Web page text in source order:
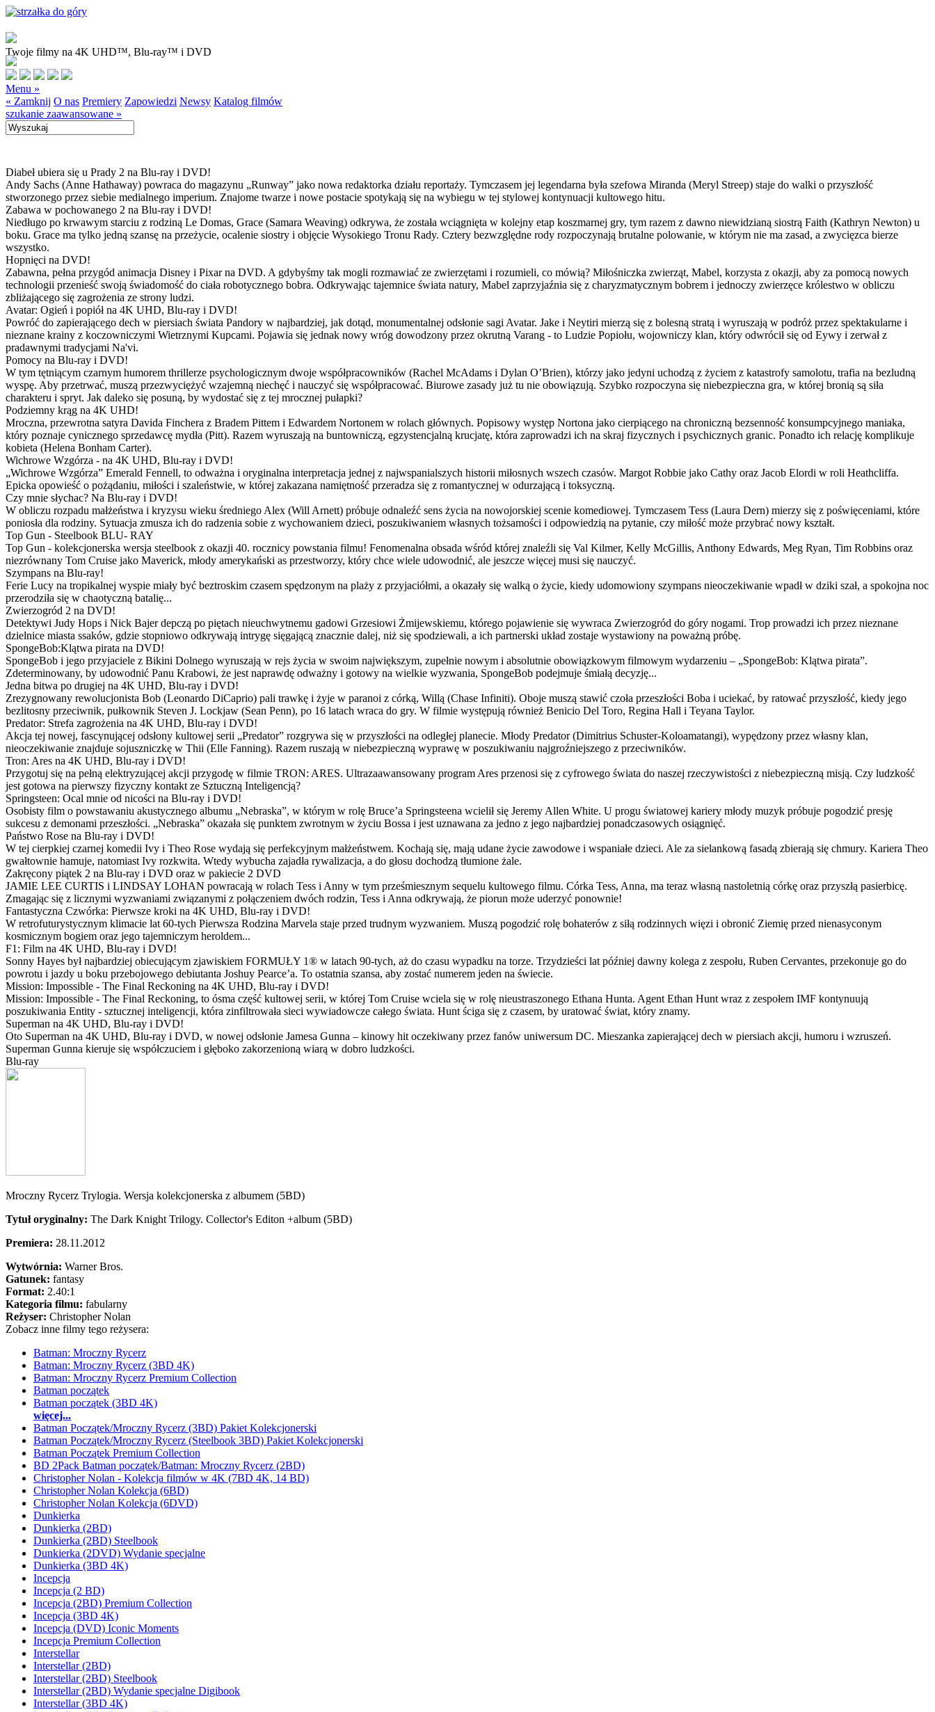
Twoje filmy na 4K UHD™, Blu-ray™ i DVD
Menu »
« Zamknij O nas Premiery Zapowiedzi Newsy Katalog filmów
szukanie zaawansowane »
Diabeł ubiera się u Prady 2 na Blu-ray i DVD!
Andy Sachs (Anne Hathaway) powraca do magazynu „Runway” jako nowa redaktorka działu reportaży. Tymczasem jej legendarna była szefowa Miranda (Meryl Streep) staje do walki o przyszłość
stworzonego przez siebie medialnego imperium. Znajome twarze i nowe postacie spotykają się na wybiegu w tej stylowej kontynuacji kultowego hitu.
Zabawa w pochowanego 2 na Blu-ray i DVD!
Niedługo po krwawym starciu z rodziną Le Domas, Grace (Samara Weaving) odkrywa, że została wciągnięta w kolejny etap koszmarnej gry, tym razem z dawno niewidzianą siostrą Faith (Kathryn Newton) u
boku. Grace ma tylko jedną szansę na przeżycie, ocalenie siostry i objęcie Wysokiego Tronu Rady. Cztery bezwzględne rody rozpoczynają brutalne polowanie, w którym nie ma zasad, a zwycięzca bierze
wszystko.
Hopnięci na DVD!
Zabawna, pełna przygód animacja Disney i Pixar na DVD. A gdybyśmy tak mogli rozmawiać ze zwierzętami i rozumieli, co mówią? Miłośniczka zwierząt, Mabel, korzysta z okazji, aby za pomocą nowych
technologii przenieść swoją świadomość do ciała robotycznego bobra. Odkrywając tajemnice świata natury, Mabel zaprzyjaźnia się z charyzmatycznym bobrem i jednoczy zwierzęce królestwo w obliczu
zbliżającego się zagrożenia ze strony ludzi.
Avatar: Ogień i popiół na 4K UHD, Blu-ray i DVD!
Powróć do zapierającego dech w piersiach świata Pandory w najbardziej, jak dotąd, monumentalnej odsłonie sagi Avatar. Jake i Neytiri mierzą się z bolesną stratą i wyruszają w podróż przez spektakularne i
nieznane krainy z koczowniczymi Wietrznymi Kupcami. Pojawia się jednak nowy wróg dowodzony przez okrutną Varang - to Ludzie Popiołu, wojowniczy klan, który odwrócił się od Eywy i zerwał z
pradawnymi tradycjami Na'vi.
Pomocy na Blu-ray i DVD!
W tym tętniącym czarnym humorem thrillerze psychologicznym dwoje współpracowników (Rachel McAdams i Dylan O’Brien), którzy jako jedyni uchodzą z życiem z katastrofy samolotu, trafia na bezludną
wyspę. Aby przetrwać, muszą przezwyciężyć wzajemną niechęć i nauczyć się współpracować. Biurowe zasady już tu nie obowiązują. Szybko rozpoczyna się niebezpieczna gra, w której bronią są siła
charakteru i spryt. Jak daleko się posuną, by wydostać się z tej mrocznej pułapki?
Podziemny krąg na 4K UHD!
Mroczna, przewrotna satyra Davida Finchera z Bradem Pittem i Edwardem Nortonem w rolach głównych. Popisowy występ Nortona jako cierpiącego na chroniczną bezsenność konsumpcyjnego maniaka,
który poznaje cynicznego sprzedawcę mydła (Pitt). Razem wyruszają na buntowniczą, egzystencjalną krucjatę, która zaprowadzi ich na skraj fizycznych i psychicznych granic. Ponadto ich relację komplikuje
kobieta (Helena Bonham Carter).
Wichrowe Wzgórza - na 4K UHD, Blu-ray i DVD!
„Wichrowe Wzgórza” Emerald Fennell, to odważna i oryginalna interpretacja jednej z najwspanialszych historii miłosnych wszech czasów. Margot Robbie jako Cathy oraz Jacob Elordi w roli Heathcliffa.
Epicka opowieść o pożądaniu, miłości i szaleństwie, w której zakazana namiętność przeradza się z romantycznej w odurzającą i toksyczną.
Czy mnie słychac? Na Blu-ray i DVD!
W obliczu rozpadu małżeństwa i kryzysu wieku średniego Alex (Will Arnett) próbuje odnaleźć sens życia na nowojorskiej scenie komediowej. Tymczasem Tess (Laura Dern) mierzy się z poświęceniami, które
poniosła dla rodziny. Sytuacja zmusza ich do radzenia sobie z wychowaniem dzieci, poszukiwaniem własnych tożsamości i odpowiedzią na pytanie, czy miłość może przybrać nowy kształt.
Top Gun - Steelbook BLU- RAY
Top Gun - kolekcjonerska wersja steelbook z okazji 40. rocznicy powstania filmu! Fenomenalna obsada wśród której znaleźli się Val Kilmer, Kelly McGillis, Anthony Edwards, Meg Ryan, Tim Robbins oraz
niezrównany Tom Cruise jako Maverick, młody amerykański as przestworzy, który chce wiele udowodnić, ale jeszcze więcej musi się nauczyć.
Szympans na Blu-ray!
Ferie Lucy na tropikalnej wyspie miały być beztroskim czasem spędzonym na plaży z przyjaciółmi, a okazały się walką o życie, kiedy udomowiony szympans nieoczekiwanie wpadł w dziki szał, a spokojna noc
przerodziła się w chaotyczną batalię...
Zwierzogród 2 na DVD!
Detektywi Judy Hops i Nick Bajer depczą po piętach nieuchwytnemu gadowi Grzesiowi Żmijewskiemu, którego pojawienie się wywraca Zwierzogród do góry nogami. Trop prowadzi ich przez nieznane
dzielnice miasta ssaków, gdzie stopniowo odkrywają intrygę sięgającą znacznie dalej, niż się spodziewali, a ich partnerski układ zostaje wystawiony na poważną próbę.
SpongeBob:Klątwa pirata na DVD!
SpongeBob i jego przyjaciele z Bikini Dolnego wyruszają w rejs życia w swoim największym, zupełnie nowym i absolutnie obowiązkowym filmowym wydarzeniu – „SpongeBob: Klątwa pirata”.
Zdeterminowany, by udowodnić Panu Krabowi, że jest naprawdę odważny i gotowy na wielkie wyzwania, SpongeBob podejmuje śmiałą decyzję...
Jedna bitwa po drugiej na 4K UHD, Blu-ray i DVD!
Zrezygnowany rewolucjonista Bob (Leonardo DiCaprio) pali trawkę i żyje w paranoi z córką, Willą (Chase Infiniti). Oboje muszą stawić czoła przeszłości Boba i uciekać, by ratować przyszłość, kiedy jego
bezlitosny przeciwnik, pułkownik Steven J. Lockjaw (Sean Penn), po 16 latach wraca do gry. W filmie występują również Benicio Del Toro, Regina Hall i Teyana Taylor.
Predator: Strefa zagrożenia na 4K UHD, Blu-ray i DVD!
Akcja tej nowej, fascynującej odsłony kultowej serii „Predator” rozgrywa się w przyszłości na odległej planecie. Młody Predator (Dimitrius Schuster-Koloamatangi), wypędzony przez własny klan,
nieoczekiwanie znajduje sojuszniczkę w Thii (Elle Fanning). Razem ruszają w niebezpieczną wyprawę w poszukiwaniu najgroźniejszego z przeciwników.
Tron: Ares na 4K UHD, Blu-ray i DVD!
Przygotuj się na pełną elektryzującej akcji przygodę w filmie TRON: ARES. Ultrazaawansowany program Ares przenosi się z cyfrowego świata do naszej rzeczywistości z niebezpieczną misją. Czy ludzkość
jest gotowa na pierwszy fizyczny kontakt ze Sztuczną Inteligencją?
Springsteen: Ocal mnie od nicości na Blu-ray i DVD!
Osobisty film o powstawaniu akustycznego albumu „Nebraska”, w którym w rolę Bruce’a Springsteena wcielił się Jeremy Allen White. U progu światowej kariery młody muzyk próbuje pogodzić presję
sukcesu z demonami przeszłości. „Nebraska” okazała się punktem zwrotnym w życiu Bossa i jest uznawana za jedno z jego najbardziej ponadczasowych osiągnięć.
Państwo Rose na Blu-ray i DVD!
W tej cierpkiej czarnej komedii Ivy i Theo Rose wydają się perfekcyjnym małżeństwem. Kochają się, mają udane życie zawodowe i wspaniałe dzieci. Ale za sielankową fasadą zbierają się chmury. Kariera Theo
gwałtownie hamuje, natomiast Ivy rozkwita. Wtedy wybucha zajadła rywalizacja, a do głosu dochodzą tłumione żale.
Zakręcony piątek 2 na Blu-ray i DVD oraz w pakiecie 2 DVD
JAMIE LEE CURTIS i LINDSAY LOHAN powracają w rolach Tess i Anny w tym prześmiesznym sequelu kultowego filmu. Córka Tess, Anna, ma teraz własną nastoletnią córkę oraz przyszłą pasierbicę.
Zmagając się z licznymi wyzwaniami związanymi z połączeniem dwóch rodzin, Tess i Anna odkrywają, że piorun może uderzyć ponownie!
Fantastyczna Czwórka: Pierwsze kroki na 4K UHD, Blu-ray i DVD!
W retrofuturystycznym klimacie lat 60-tych Pierwsza Rodzina Marvela staje przed trudnym wyzwaniem. Muszą pogodzić rolę bohaterów z siłą rodzinnych więzi i obronić Ziemię przed nienasyconym
kosmicznym bogiem oraz jego tajemniczym heroldem...
F1: Film na 4K UHD, Blu-ray i DVD!
Sonny Hayes był najbardziej obiecującym zjawiskiem FORMUŁY 1® w latach 90-tych, aż do czasu wypadku na torze. Trzydzieści lat później dawny kolega z zespołu, Ruben Cervantes, przekonuje go do
powrotu i jazdy u boku przebojowego debiutanta Joshuy Pearce’a. To ostatnia szansa, aby zostać numerem jeden na świecie.
Mission: Impossible - The Final Reckoning na 4K UHD, Blu-ray i DVD!
Mission: Impossible - The Final Reckoning, to ósma część kultowej serii, w której Tom Cruise wciela się w rolę nieustraszonego Ethana Hunta. Agent Ethan Hunt wraz z zespołem IMF kontynuują
poszukiwania Entity - sztucznej inteligencji, która zinfiltrowała sieci wywiadowcze całego świata. Hunt ściga się z czasem, by uratować świat, który znamy.
Superman na 4K UHD, Blu-ray i DVD!
Oto Superman na 4K UHD, Blu-ray i DVD, w nowej odsłonie Jamesa Gunna – kinowy hit oczekiwany przez fanów uniwersum DC. Mieszanka zapierającej dech w piersiach akcji, humoru i wzruszeń.
Superman Gunna kieruje się współczuciem i głęboko zakorzenioną wiarą w dobro ludzkości.
Blu-ray
Mroczny Rycerz Trylogia. Wersja kolekcjonerska z albumem (5BD)
Tytuł oryginalny: The Dark Knight Trilogy. Collector's Editon +album (5BD)
Premiera: 28.11.2012
Wytwórnia: Warner Bros.
Gatunek: fantasy
Format: 2.40:1
Kategoria filmu: fabularny
Reżyser: Christopher Nolan
Zobacz inne filmy tego reżysera:
Batman: Mroczny Rycerz
Batman: Mroczny Rycerz (3BD 4K)
Batman: Mroczny Rycerz Premium Collection
Batman początek
Batman początek (3BD 4K)
więcej...
Batman Początek/Mroczny Rycerz (3BD) Pakiet Kolekcjonerski
Batman Początek/Mroczny Rycerz (Steelbook 3BD) Pakiet Kolekcjonerski
Batman Początek Premium Collection
BD 2Pack Batman początek/Batman: Mroczny Rycerz (2BD)
Christopher Nolan - Kolekcja filmów w 4K (7BD 4K, 14 BD)
Christopher Nolan Kolekcja (6BD)
Christopher Nolan Kolekcja (6DVD)
Dunkierka
Dunkierka (2BD)
Dunkierka (2BD) Steelbook
Dunkierka (2DVD) Wydanie specjalne
Dunkierka (3BD 4K)
Incepcja
Incepcja (2 BD)
Incepcja (2BD) Premium Collection
Incepcja (3BD 4K)
Incepcja (DVD) Iconic Moments
Incepcja Premium Collection
Interstellar
Interstellar (2BD)
Interstellar (2BD) Steelbook
Interstellar (2BD) Wydanie specjalne Digibook
Interstellar (3BD 4K)